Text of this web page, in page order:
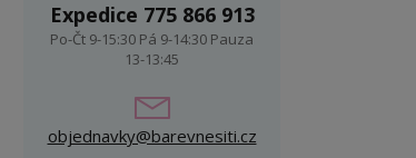
Expedice 775 866 913
Po-Čt 9-15:30 Pá 9-14:30 Pauza
13-13:45
objednavky@barevnesiti.cz